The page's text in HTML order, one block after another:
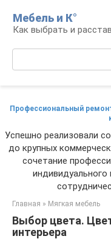
контенту
Мебель и К°
Как выбрать и
Профессиональный
Успешно реализовали
до крупных
сочетание
Главная » Мягкая мебель
Выбор цвета.
интерьера